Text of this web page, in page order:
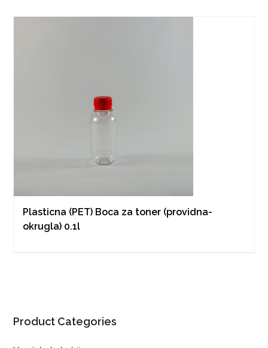
Plasticna (PET) Boca za toner (providna-
okrugla) 0.1l
Product Categories